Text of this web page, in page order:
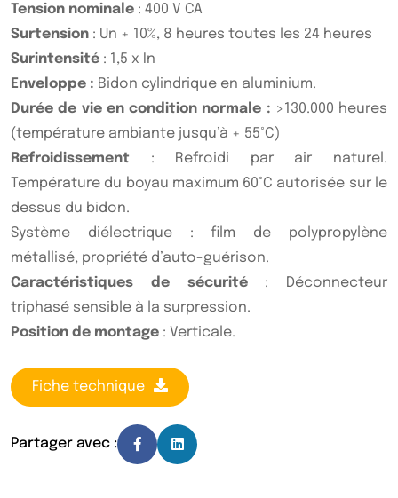
Tension nominale : 400 V CA
Surtension : Un + 10%, 8 heures toutes les 24 heures
Surintensité : 1,5 x In
Enveloppe : Bidon cylindrique en aluminium.
Durée de vie en condition normale : >130.000 heures
(température ambiante jusqu’à + 55°C)
Refroidissement : Refroidi par air naturel.
Température du boyau maximum 60°C autorisée sur le
dessus du bidon.
Système diélectrique : film de polypropylène
métallisé, propriété d’auto-guérison.
Caractéristiques de sécurité: Déconnecteur
triphasé sensible à la surpression.
Position de montage : Verticale.
Fiche technique
Partager avec :